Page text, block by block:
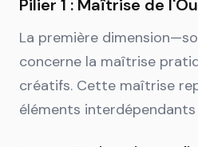
Pilier 1 : Maîtrise de
La première
concerne la maîtrise
créatifs. Cette maîtrise
éléments interdépendants